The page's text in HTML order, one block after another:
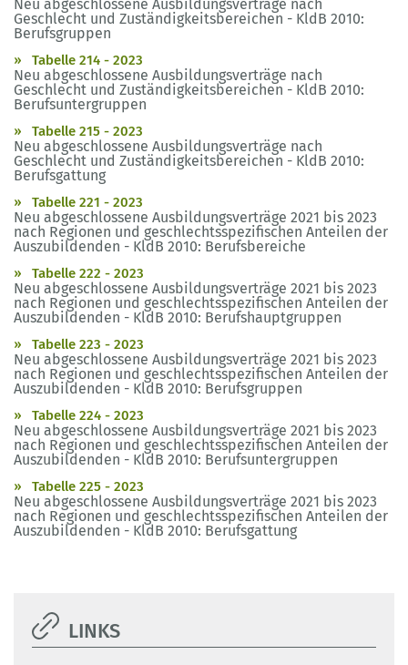
Neu abgeschlossene Ausbildungsverträge nach
Geschlecht und Zuständigkeitsbereichen - KldB 2010:
Berufsgruppen
Tabelle 214 - 2023
Neu abgeschlossene Ausbildungsverträge nach
Geschlecht und Zuständigkeitsbereichen - KldB 2010:
Berufsuntergruppen
Tabelle 215 - 2023
Neu abgeschlossene Ausbildungsverträge nach
Geschlecht und Zuständigkeitsbereichen - KldB 2010:
Berufsgattung
Tabelle 221 - 2023
Neu abgeschlossene Ausbildungsverträge 2021 bis 2023
nach Regionen und geschlechtsspezifischen Anteilen der
Auszubildenden - KldB 2010: Berufsbereiche
Tabelle 222 - 2023
Neu abgeschlossene Ausbildungsverträge 2021 bis 2023
nach Regionen und geschlechtsspezifischen Anteilen der
Auszubildenden - KldB 2010: Berufshauptgruppen
Tabelle 223 - 2023
Neu abgeschlossene Ausbildungsverträge 2021 bis 2023
nach Regionen und geschlechtsspezifischen Anteilen der
Auszubildenden - KldB 2010: Berufsgruppen
Tabelle 224 - 2023
Neu abgeschlossene Ausbildungsverträge 2021 bis 2023
nach Regionen und geschlechtsspezifischen Anteilen der
Auszubildenden - KldB 2010: Berufsuntergruppen
Tabelle 225 - 2023
Neu abgeschlossene Ausbildungsverträge 2021 bis 2023
nach Regionen und geschlechtsspezifischen Anteilen der
Auszubildenden - KldB 2010: Berufsgattung
LINKS